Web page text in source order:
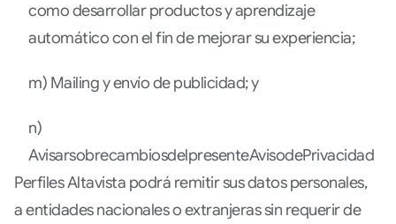
como desarrollar productos y aprendizaje
automático con el fin de mejorar su experiencia;
m) Mailing y envío de publicidad; y
n)
AvisarsobrecambiosdelpresenteAvisodePrivacidad.
Perfiles Altavista podrá remitir sus datos personales,
a entidades nacionales o extranjeras sin requerir de